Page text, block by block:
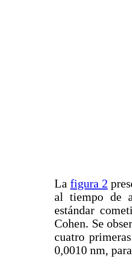
La figura 2
al tiempo de
estándar
Cohen. Se
cuatro
0,0010 nm,